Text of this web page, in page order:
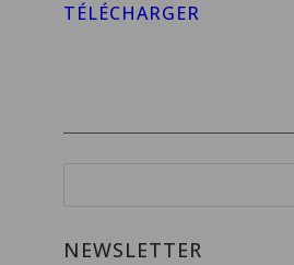
TÉLÉCHARGER
NEWSLETTER